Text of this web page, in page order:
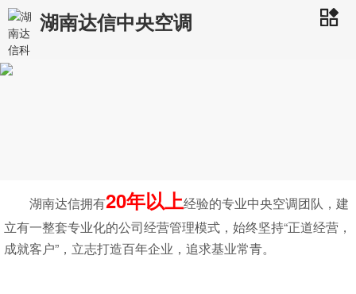
湖南达信中央空调
湖南达信拥有20年以上经验的专业中央空调团队，建
立有一整套专业化的公司经营管理模式，始终坚持“正道经营，
成就客户”，立志打造百年企业，追求基业常青。